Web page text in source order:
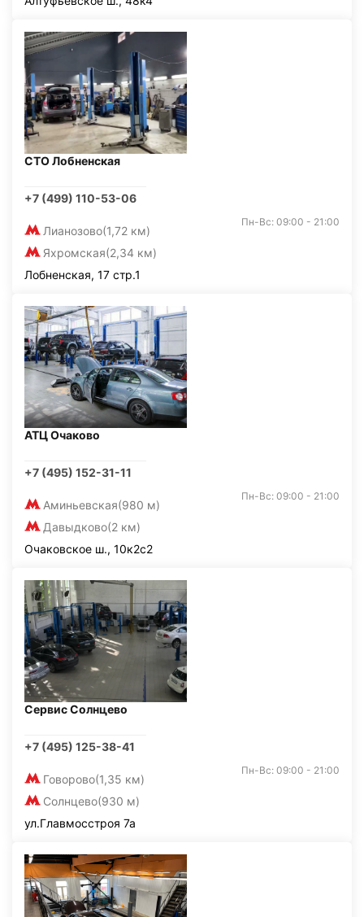
СТО Лобненская
+7 (499) 110-53-06
Лианозово(1,72 км)
Яхромская(2,34 км)
Пн-Вс: 09:00 - 21:00
Лобненская, 17 стр.1
АТЦ Очаково
+7 (495) 152-31-11
Аминьевская(980 м)
Давыдково(2 км)
Пн-Вс: 09:00 - 21:00
Очаковское ш., 10к2с2
Сервис Солнцево
+7 (495) 125-38-41
Говорово(1,35 км)
Солнцево(930 м)
Пн-Вс: 09:00 - 21:00
ул.Главмосстроя 7а